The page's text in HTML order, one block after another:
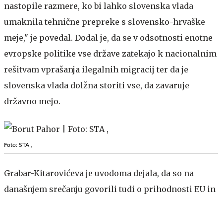
nastopile razmere, ko bi lahko slovenska vlada
umaknila tehnične prepreke s slovensko-hrvaške
meje," je povedal. Dodal je, da se v odsotnosti enotne
evropske politike vse države zatekajo k nacionalnim
rešitvam vprašanja ilegalnih migracij ter da je
slovenska vlada dolžna storiti vse, da zavaruje
državno mejo.
Foto: STA ,
Grabar-Kitarovićeva je uvodoma dejala, da so na
današnjem srečanju govorili tudi o prihodnosti EU in